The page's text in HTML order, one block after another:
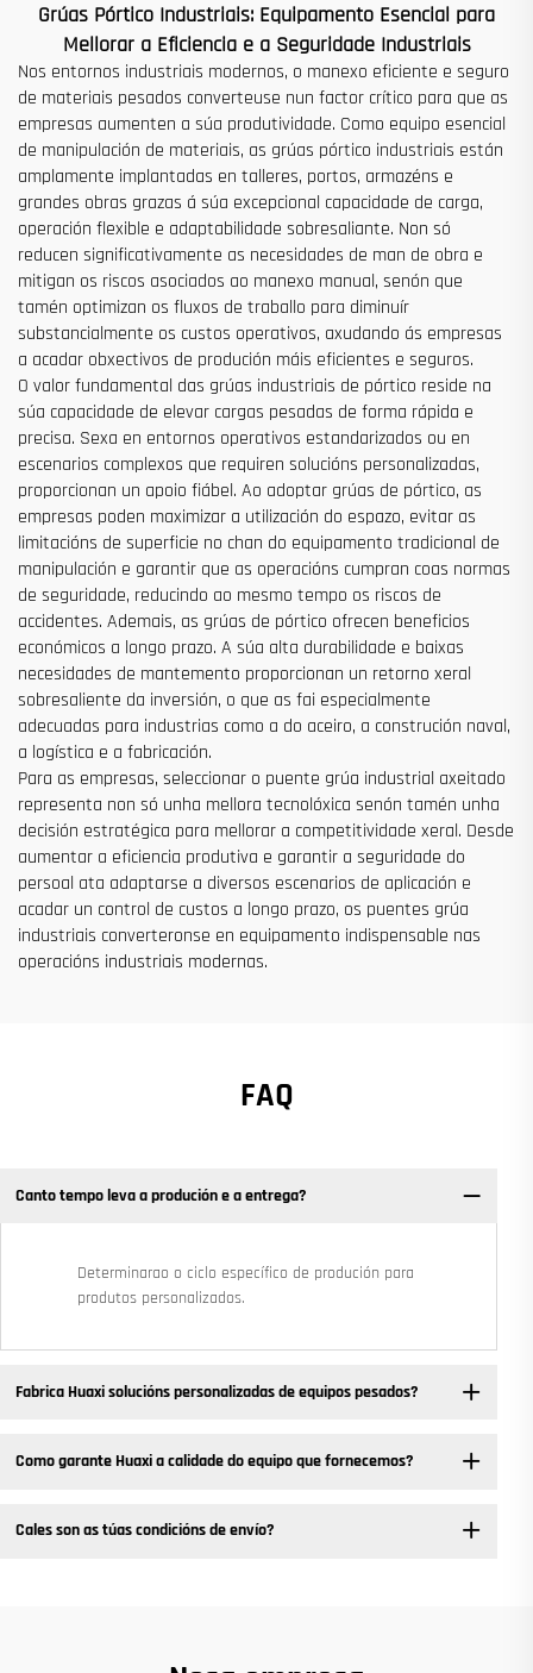
Grúas Pórtico Industriais: Equipamento Esencial para
Mellorar a Eficiencia e a Seguridade Industriais
Nos entornos industriais modernos, o manexo eficiente e seguro
de materiais pesados converteuse nun factor crítico para que as
empresas aumenten a súa produtividade. Como equipo esencial
de manipulación de materiais, as grúas pórtico industriais están
amplamente implantadas en talleres, portos, armazéns e
grandes obras grazas á súa excepcional capacidade de carga,
operación flexible e adaptabilidade sobresaliante. Non só
reducen significativamente as necesidades de man de obra e
mitigan os riscos asociados ao manexo manual, senón que
tamén optimizan os fluxos de traballo para diminuír
substancialmente os custos operativos, axudando ás empresas
a acadar obxectivos de produción máis eficientes e seguros.
O valor fundamental das grúas industriais de pórtico reside na
súa capacidade de elevar cargas pesadas de forma rápida e
precisa. Sexa en entornos operativos estandarizados ou en
escenarios complexos que requiren solucións personalizadas,
proporcionan un apoio fiábel. Ao adoptar grúas de pórtico, as
empresas poden maximizar a utilización do espazo, evitar as
limitacións de superficie no chan do equipamento tradicional de
manipulación e garantir que as operacións cumpran coas normas
de seguridade, reducindo ao mesmo tempo os riscos de
accidentes. Ademais, as grúas de pórtico ofrecen beneficios
económicos a longo prazo. A súa alta durabilidade e baixas
necesidades de mantemento proporcionan un retorno xeral
sobresaliente da inversión, o que as fai especialmente
adecuadas para industrias como a do aceiro, a construción naval,
a logística e a fabricación.
Para as empresas, seleccionar o puente grúa industrial axeitado
representa non só unha mellora tecnolóxica senón tamén unha
decisión estratégica para mellorar a competitividade xeral. Desde
aumentar a eficiencia produtiva e garantir a seguridade do
persoal ata adaptarse a diversos escenarios de aplicación e
acadar un control de custos a longo prazo, os puentes grúa
industriais converteronse en equipamento indispensable nas
operacións industriais modernas.
FAQ
Canto tempo leva a produción e a entrega?
Determinarao o ciclo específico de produción para
produtos personalizados.
Fabrica Huaxi solucións personalizadas de equipos pesados? ​
Como garante Huaxi a calidade do equipo que fornecemos?
Cales son as túas condicións de envío?